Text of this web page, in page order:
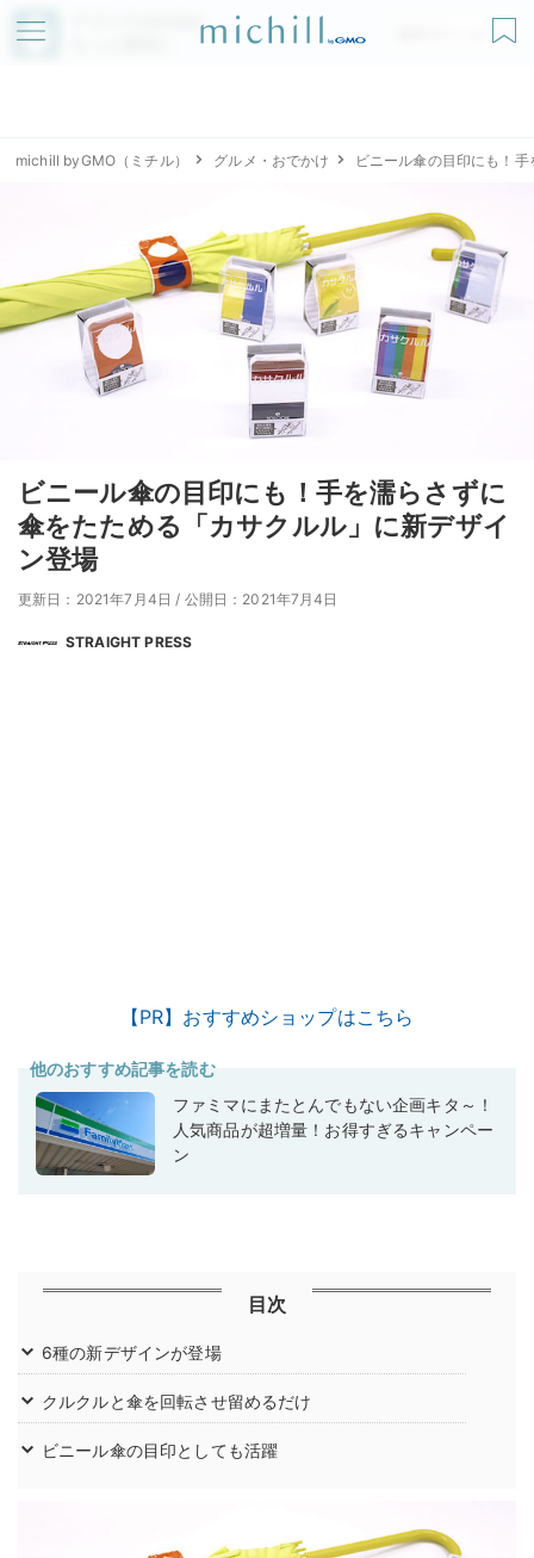
アプリでmichillが
無料ダウンロード
michill byGMO（ミチル） グルメ・おでかけ ビニール傘の目印にも！
ビニール傘の目印にも！手を濡らさずに
傘をたためる「カサクルル」に新デザイ
ン登場
更新日：2021年7月4日 / 公開日：2021年7月4日
STRAIGHT PRESS
【PR】おすすめショップはこちら
他のおすすめ記事を読む
ファミマにまたとんでもない企画キタ～！
人気商品が超増量！お得すぎるキャンペー
ン
目次
6種の新デザインが登場
クルクルと傘を回転させ留めるだけ
ビニール傘の目印としても活躍